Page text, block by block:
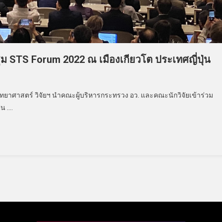
Forum 2022 ณ เมืองเกียวโต ประเทศญี่ปุ่น
าศาสตร์ วิจัยฯ นำคณะผู้บริหารกระทรวง อว. และคณะนักวิจัยเข้าร่วม
….